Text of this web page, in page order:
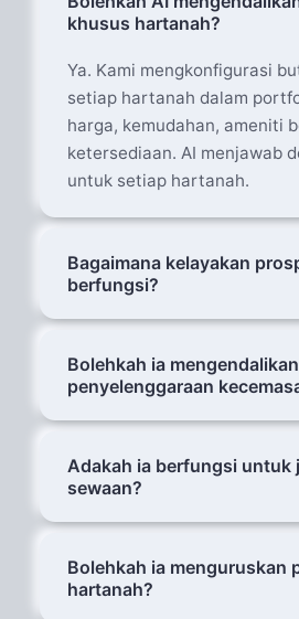
khusus hartanah?
Ya. Kami mengkonfigurasi
setiap hartanah dalam
harga, kemudahan, ameniti
ketersediaan. AI menjawab
untuk setiap hartanah.
Bagaimana kelayakan
berfungsi?
AI bertanya soalan
(bajet, tempoh masa,
menilai prospek. Prospek
Bolehkah ia mengendalikan
penyelenggaraan
Sudah tentu. AI mengenal
(banjir, pecah masuk,
menghubungi pasukan
Adakah ia berfungsi untuk
sewaan?
Ya. AI mengendalikan
(lawatan, harga, rundingan)
penyewa (penyelenggaraan,
Bolehkah ia menguruskan
hartanah?